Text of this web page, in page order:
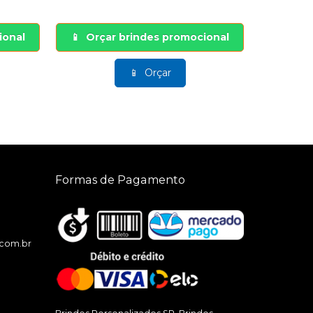
Orçar
Formas de Pagamento